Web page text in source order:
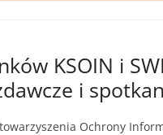
KSOIN i
i
Ochrony